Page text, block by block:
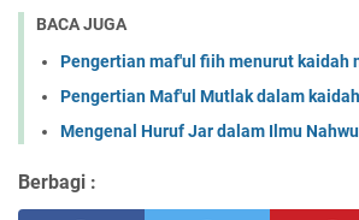
BACA JUGA
Pengertian maf'ul fiih menurut kaidah
Pengertian Maf'ul Mutlak dalam
Mengenal Huruf Jar dalam Ilmu Nahwu
Berbagi :